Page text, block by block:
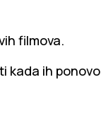
filmova.
kada ih ponovo